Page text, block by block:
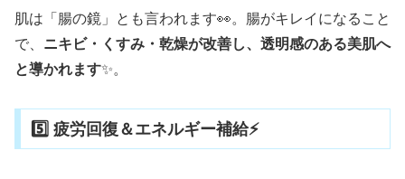
肌は「腸の鏡」とも言われます👀。腸がキレイになること
で、 ニキビ・くすみ・乾燥が改善し、透明感のある美肌へ
と導かれます✨。
5️⃣ 疲労回復＆エネルギー補給⚡